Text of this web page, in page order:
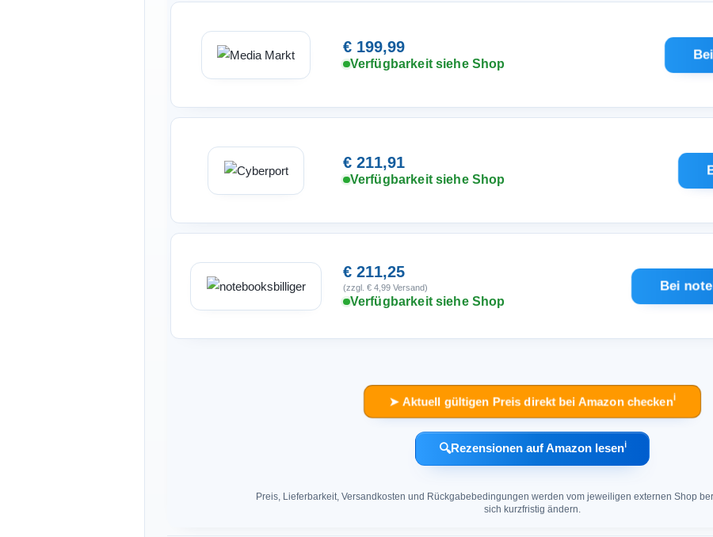
€ 199,99
Verfügbarkeit siehe Shop
€ 211,91
Verfügbarkeit siehe Shop
€ 211,25
(zzgl. € 4,99 Versand)
Verfügbarkeit siehe Shop
Bei
➤ Aktuell gültigen Preis direkt bei Amazon checkenℹ︎
🔍Rezensionen auf Amazon lesenℹ︎
Preis, Lieferbarkeit, Versandkosten und Rückgabebedingungen werden vom jeweiligen externen Shop
sich kurzfristig ändern.